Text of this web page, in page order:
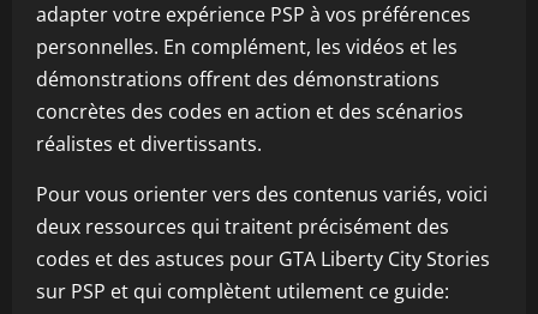
adapter votre expérience PSP à vos préférences
personnelles. En complément, les vidéos et les
démonstrations offrent des démonstrations
concrètes des codes en action et des scénarios
réalistes et divertissants.
Pour vous orienter vers des contenus variés, voici
deux ressources qui traitent précisément des
codes et des astuces pour GTA Liberty City Stories
sur PSP et qui complètent utilement ce guide: